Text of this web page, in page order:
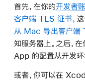
首先，在你的开发者
客户端 TLS 证书，
从 Mac 导出客户端
知服务器上。之后，
App 的配置从开发环
或者，你可以在